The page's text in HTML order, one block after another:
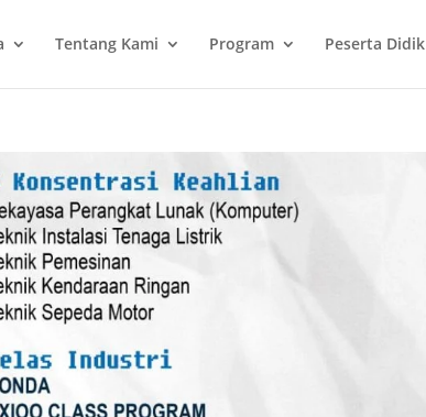
Tentang Kami Program Peserta Didik